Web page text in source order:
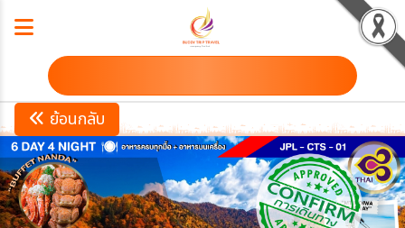
ย้อนกลับ